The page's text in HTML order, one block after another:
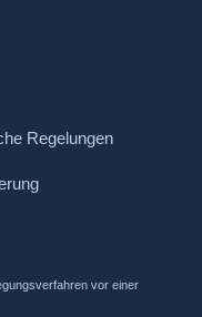
Regelungen
vor einer